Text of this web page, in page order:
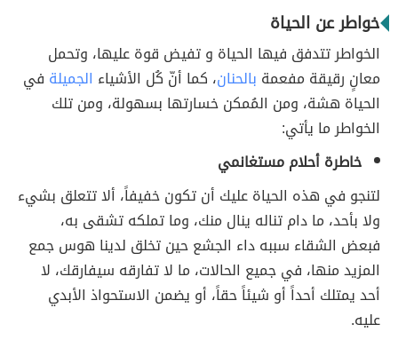
خواطر عن الحياة
الخواطر تتدفق فيها الحياة و تفيض قوة عليها، وتحمل
معانٍ رقيقة مفعمة بالحنان، كما أنّ كُل الأشياء الجميلة في
الحياة هشة، ومن المُمكن خسارتها بسهولة، ومن تلك
الخواطر ما يأتي:
خاطرة أحلام مستغانمي
لتنجو في هذه الحياة عليك أن تكون خفيفاً، ألا تتعلق بشيء
ولا بأحد، ما دام تناله ينال منك، وما تملكه تشقى به،
فبعض الشقاء سببه داء الجشع حين تخلق لدينا هوس جمع
المزيد منها، في جميع الحالات، ما لا تفارقه سيفارقك، لا
أحد يمتلك أحداً أو شيئاً حقاً، أو يضمن الاستحواذ الأبدي
عليه.